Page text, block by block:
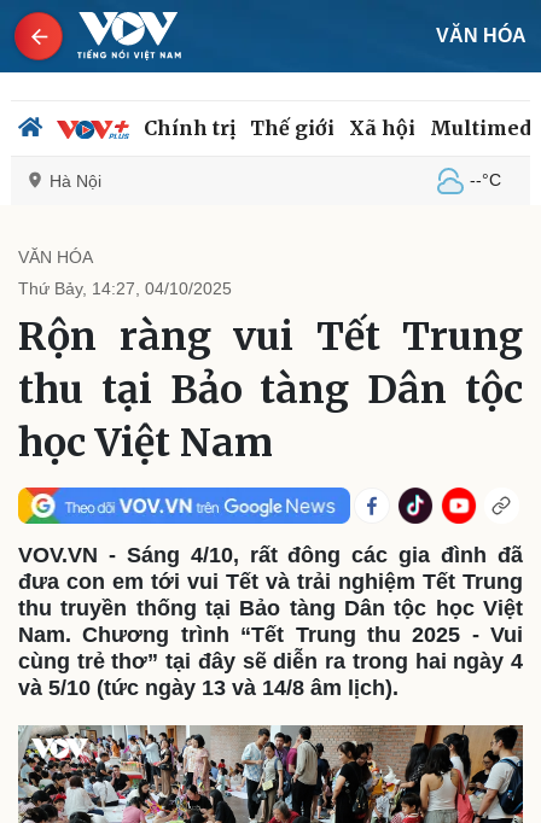
VĂN HÓA
Chính trị Thế giới Xã hội
Hà Nội --°C
Chính trị
Đảng
Tổ chức nhân sự
Quốc hội
Nhận diện sự thật
Tin 24h
Dự báo thời tiết
Giáo dục
Dấu ấn VOV
VĂN HÓA
Thứ Bảy, 14:27, 04/10/2025
Rộn ràng vui Tết Trung
thu tại Bảo tàng Dân tộc
học Việt Nam
VOV.VN - Sáng 4/10, rất đông các gia đình đã
đưa con em tới vui Tết và trải nghiệm Tết Trung
thu truyền thống tại Bảo tàng Dân tộc học Việt
Nam. Chương trình “Tết Trung thu 2025 - Vui
cùng trẻ thơ” tại đây sẽ diễn ra trong hai ngày 4
và 5/10 (tức ngày 13 và 14/8 âm lịch).